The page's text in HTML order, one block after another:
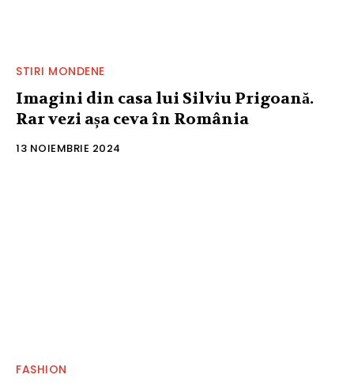
STIRI MONDENE
Imagini din casa lui Silviu Prigoană.
Rar vezi așa ceva în România
13 NOIEMBRIE 2024
FASHION